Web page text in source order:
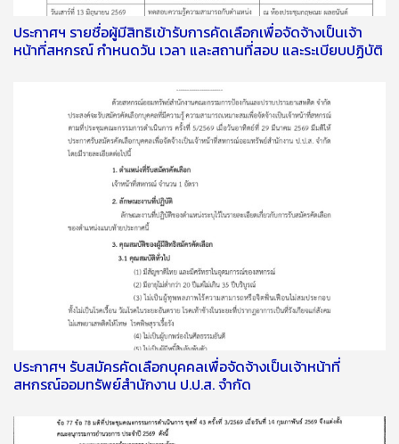
ประกาศฯ รายชื่อผู้มีสิทธิเข้ารับการคัดเลือกเพื่อจัดจ้างเป็นเจ้า
หน้าที่สหกรณ์ กำหนดวัน เวลา และสถานที่สอบ และระเบียบปฏิบัติ
ประกาศฯ รับสมัครคัดเลือกบุคคลเพื่อจัดจ้างเป็นเจ้าหน้าที่
สหกรณ์ออมทรัพย์สำนักงาน ป.ป.ส. จำกัด